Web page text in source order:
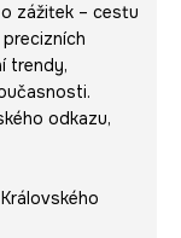
zážitek – cestu
trendy,
odkazu,